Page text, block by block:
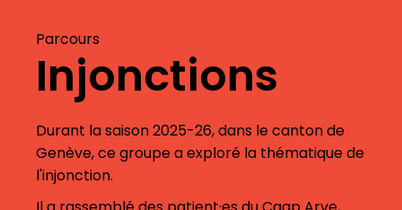
Parcours
Injonctions
Durant la saison 2025-26, dans le canton de
Genève, ce groupe a exploré la thématique de
l'injonction.